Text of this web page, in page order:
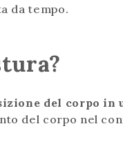
da tempo.
del corpo in
del corpo nel